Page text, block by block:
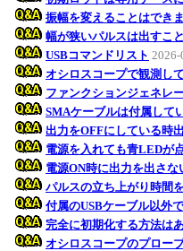
振幅を変えることはでき
幅が狭いパルスは出すこ
USBコマンドリスト 2026-
オシロスコープで観測し
ファンクションジェネレ
SMAケーブルは付属して
出力をOFFにしている時
電源を入れても青LEDが
電源ON時に出力を出さな
パルスの立ち上がり時間
付属のUSBケーブル以外
完全に初期化する方法は
オシロスコープのプロー